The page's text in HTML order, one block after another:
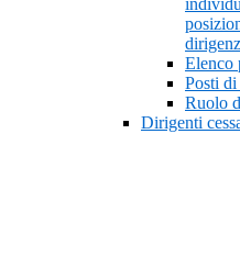
Elenco
Posti
Ruolo
Dirigenti